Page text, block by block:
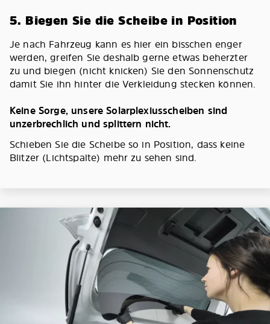
5. Biegen Sie die Scheibe in Position
Je nach Fahrzeug kann es hier ein bisschen enger
werden, greifen Sie deshalb gerne etwas beherzter
zu und biegen (nicht knicken) Sie den Sonnenschutz
damit Sie ihn hinter die Verkleidung stecken können.
Keine Sorge, unsere Solarplexiusscheiben sind
unzerbrechlich und splittern nicht.
Schieben Sie die Scheibe so in Position, dass keine
Blitzer (Lichtspalte) mehr zu sehen sind.